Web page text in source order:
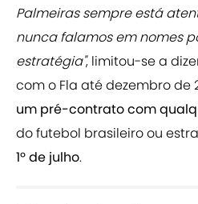
Palmeiras sempre está
nunca falamos em nomes
estratégia", limitou-se a
com o Fla até dezembro de
um pré-contrato com
do futebol brasileiro ou
1º de julho.